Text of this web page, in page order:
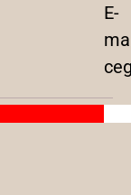
E-